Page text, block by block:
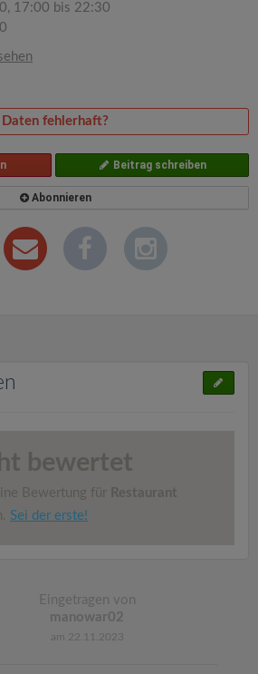
17:00 bis 22:30
Daten fehlerhaft?
Beitrag schreiben
Abonnieren
bewertet
Bewertung für Restaurant
Sei der erste!
Eingetragen von
manowar02
am 22.11.2023